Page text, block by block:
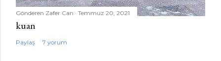
Gönderen Zafer Can Temmuz 20, 2021
kuan
Paylaş 7 yorum